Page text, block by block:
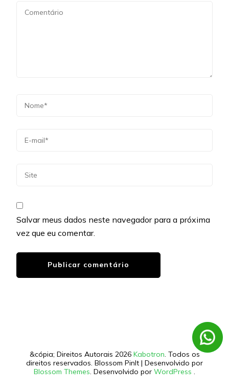
Salvar meus dados neste navegador para a próxima
vez que eu comentar.
&cópia; Direitos Autorais 2026 Kabotron. Todos os
direitos reservados. Blossom PinIt | Desenvolvido por
Blossom Themes. Desenvolvido por WordPress .